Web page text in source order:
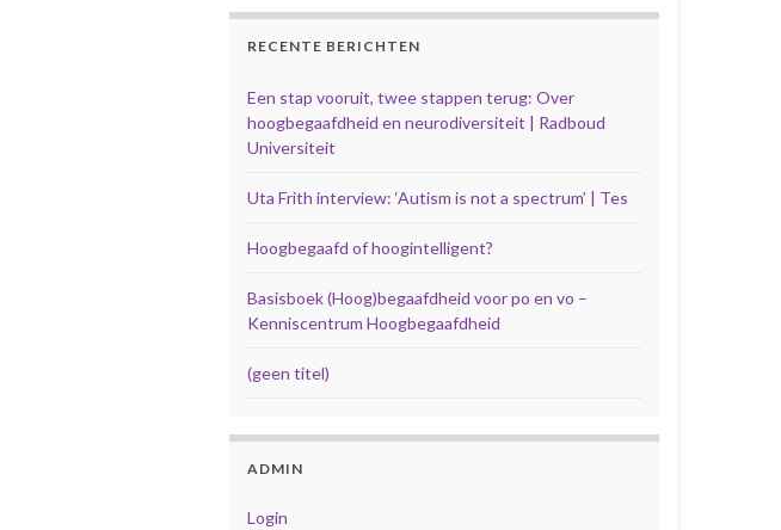
RECENTE BERICHTEN
Een stap vooruit, twee stappen terug: Over
hoogbegaafdheid en neurodiversiteit | Radboud
Universiteit
Uta Frith interview: ‘Autism is not a spectrum’ | Tes
Hoogbegaafd of hoogintelligent?
Basisboek (Hoog)begaafdheid voor po en vo –
Kenniscentrum Hoogbegaafdheid
(geen titel)
ADMIN
Login